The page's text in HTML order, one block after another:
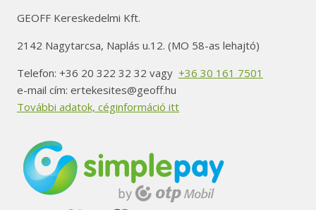
GEOFF Kereskedelmi Kft.
2142 Nagytarcsa, Naplás u.12. (MO 58-as lehajtó)
Telefon: +36 20 322 32 32 vagy +36 30 161 7501
e-mail cím: ertekesites@geoff.hu
További adatok, céginformáció itt